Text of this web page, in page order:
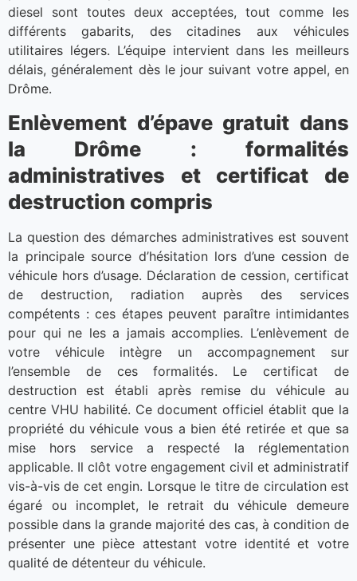
diesel sont toutes deux acceptées, tout comme les
différents gabarits, des citadines aux véhicules
utilitaires légers. L’équipe intervient dans les meilleurs
délais, généralement dès le jour suivant votre appel, en
Drôme.
Enlèvement d’épave gratuit dans
la Drôme : formalités
administratives et certificat de
destruction compris
La question des démarches administratives est souvent
la principale source d’hésitation lors d’une cession de
véhicule hors d’usage. Déclaration de cession, certificat
de destruction, radiation auprès des services
compétents : ces étapes peuvent paraître intimidantes
pour qui ne les a jamais accomplies. L’enlèvement de
votre véhicule intègre un accompagnement sur
l’ensemble de ces formalités. Le certificat de
destruction est établi après remise du véhicule au
centre VHU habilité. Ce document officiel établit que la
propriété du véhicule vous a bien été retirée et que sa
mise hors service a respecté la réglementation
applicable. Il clôt votre engagement civil et administratif
vis-à-vis de cet engin. Lorsque le titre de circulation est
égaré ou incomplet, le retrait du véhicule demeure
possible dans la grande majorité des cas, à condition de
présenter une pièce attestant votre identité et votre
qualité de détenteur du véhicule.